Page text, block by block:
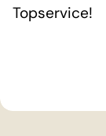
Topservice!